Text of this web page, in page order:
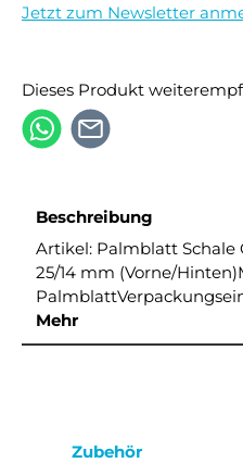
Jetzt zum Newsletter
Dieses Produkt
Beschreibung
Artikel: Palmblatt Schale
25/14 mm (Vorne/
Mehr
Produktgalerie
Zubehör